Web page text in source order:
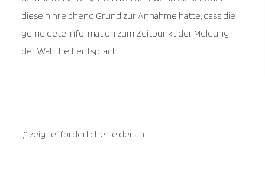
diese hinreichend Grund zur Annahme hatte, dass die
gemeldete Information zum Zeitpunkt der Meldung
der Wahrheit entsprach.
„“ zeigt erforderliche Felder an